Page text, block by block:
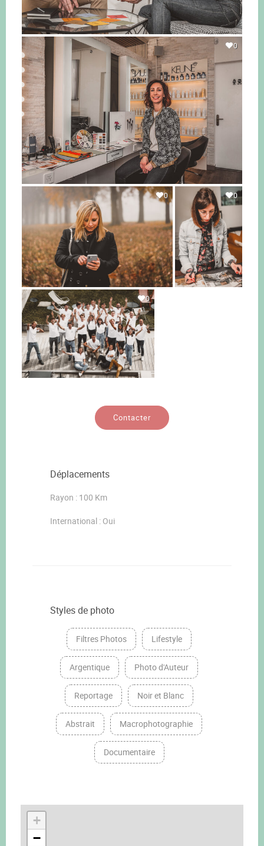
0
0 0
0
Contacter
Déplacements
Rayon : 100 Km
International : Oui
Styles de photo
Filtres Photos Lifestyle
Argentique Photo d'Auteur
Reportage Noir et Blanc
Abstrait Macrophotographie
Documentaire
+
−